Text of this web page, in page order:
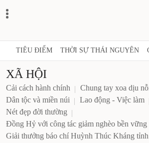
TIÊU ĐIỂM THỜI SỰ THÁI NGUYÊN
XÃ HỘI
Cải cách hành chính
Chung tay xoa dịu
Dân tộc và miền núi
Lao động - Việc làm
Nét đẹp đời thường
Đồng Hỷ với công tác giảm nghèo bền vững
Giải thưởng báo chí Huỳnh Thúc Kháng